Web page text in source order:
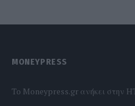
MONEYPRESS
To Moneypress.gr ανήκει στην